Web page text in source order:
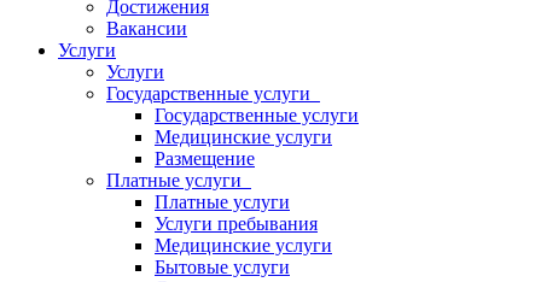
Достижения
Вакансии
Услуги
Услуги
Государственные услуги
Государственные услуги
Медицинские услуги
Размещение
Платные услуги
Платные услуги
Услуги пребывания
Медицинские услуги
Бытовые услуги